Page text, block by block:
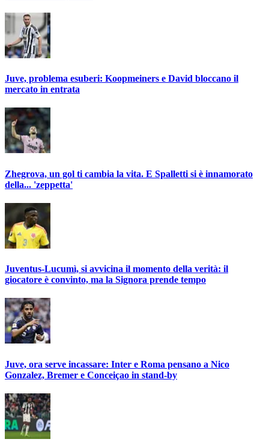
Juve, problema esuberi: Koopmeiners e David bloccano il
mercato in entrata
Zhegrova, un gol ti cambia la vita. E Spalletti si è innamorato
della... 'zeppetta'
Juventus-Lucumì, si avvicina il momento della verità: il
giocatore è convinto, ma la Signora prende tempo
Juve, ora serve incassare: Inter e Roma pensano a Nico
Gonzalez, Bremer e Conceiçao in stand-by